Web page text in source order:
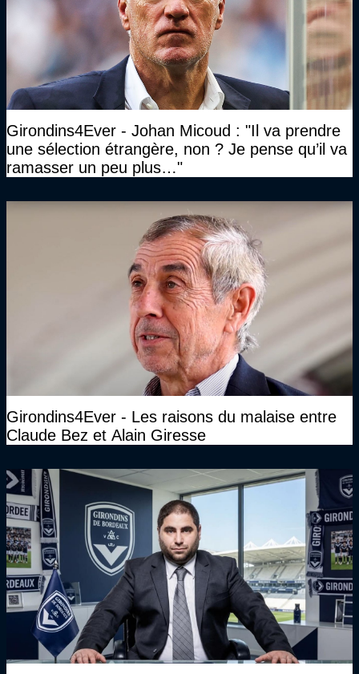
Girondins4Ever - Johan Micoud : "Il va prendre
une sélection étrangère, non ? Je pense qu’il va
ramasser un peu plus…"
Girondins4Ever - Les raisons du malaise entre
Claude Bez et Alain Giresse